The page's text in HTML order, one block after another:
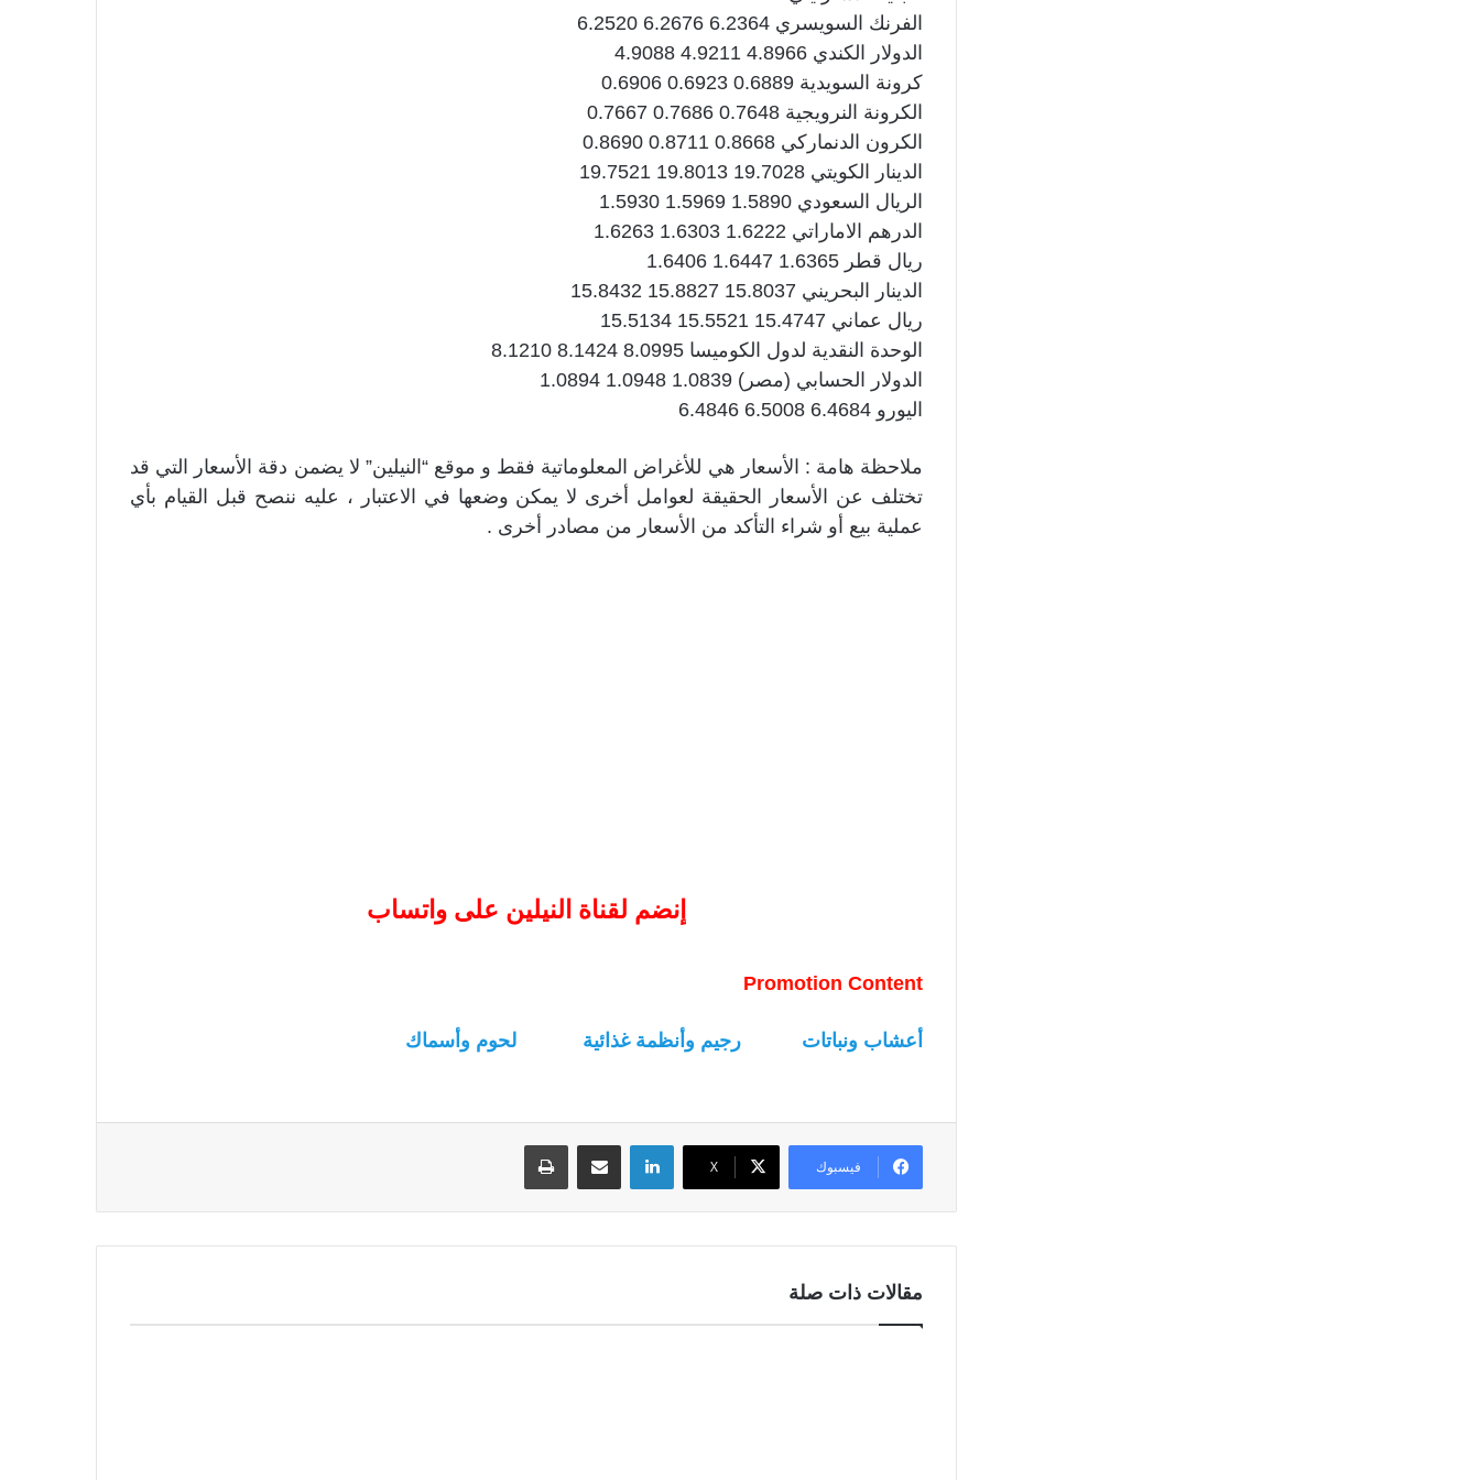
الفرنك السويسري 6.2364 6.2676 6.2520
الدولار الكندي 4.8966 4.9211 4.9088
كرونة السويدية 0.6889 0.6923 0.6906
الكرونة النرويجية 0.7648 0.7686 0.7667
الكرون الدنماركي 0.8668 0.8711 0.8690
الدينار الكويتي 19.7028 19.8013 19.7521
الريال السعودي 1.5890 1.5969 1.5930
الدرهم الاماراتي 1.6222 1.6303 1.6263
ريال قطر 1.6365 1.6447 1.6406
الدينار البحريني 15.8037 15.8827 15.8432
ريال عماني 15.4747 15.5521 15.5134
الوحدة النقدية لدول الكوميسا 8.0995 8.1424 8.1210
الدولار الحسابي (مصر) 1.0839 1.0948 1.0894
اليورو 6.4684 6.5008 6.4846
ملاحظة هامة : الأسعار هي للأغراض المعلوماتية فقط و موقع “النيلين” لا يضمن دقة الأسعار التي قد
تختلف عن الأسعار الحقيقة لعوامل أخرى لا يمكن وضعها في الاعتبار ، عليه ننصح قبل القيام بأي
عملية بيع أو شراء التأكد من الأسعار من مصادر أخرى .
إنضم لقناة النيلين على واتساب
Promotion Content
أعشاب ونباتات رجيم وأنظمة غذائية لحوم وأسماك
فيسبوك ‫X
لينكدإن
مقالات ذات صلة